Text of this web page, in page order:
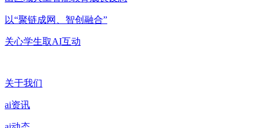
以“聚链成网、智创融合”
关心学生取AI互动
关于我们
ai资讯